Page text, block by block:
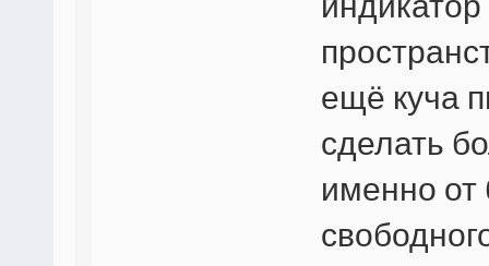
ещё куча
сделать
именно от